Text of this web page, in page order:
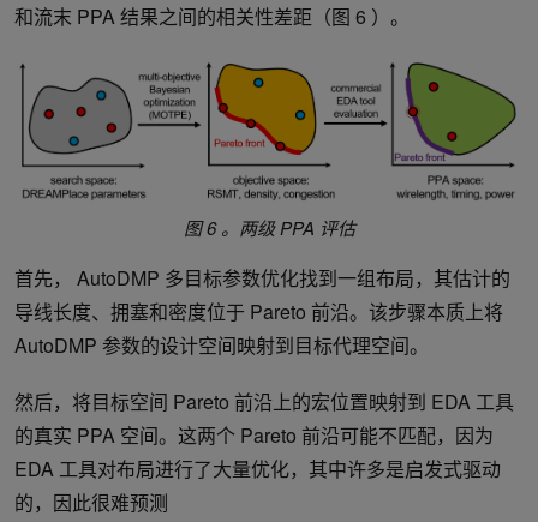
和流末 PPA 结果之间的相关性差距（图 6 ）。
图 6 。两级 PPA 评估
首先， AutoDMP 多目标参数优化找到一组布局，其估计的
导线长度、拥塞和密度位于 Pareto 前沿。该步骤本质上将
AutoDMP 参数的设计空间映射到目标代理空间。
然后，将目标空间 Pareto 前沿上的宏位置映射到 EDA 工具
的真实 PPA 空间。这两个 Pareto 前沿可能不匹配，因为
EDA 工具对布局进行了大量优化，其中许多是启发式驱动
的，因此很难预测